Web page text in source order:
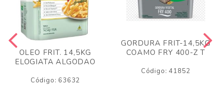
OLEO FRIT. 14,5KG
ELOGIATA ALGODAO
Código: 63632
GORDURA FRIT-14,5KG
COAMO FRY 400-Z T
Código: 41852